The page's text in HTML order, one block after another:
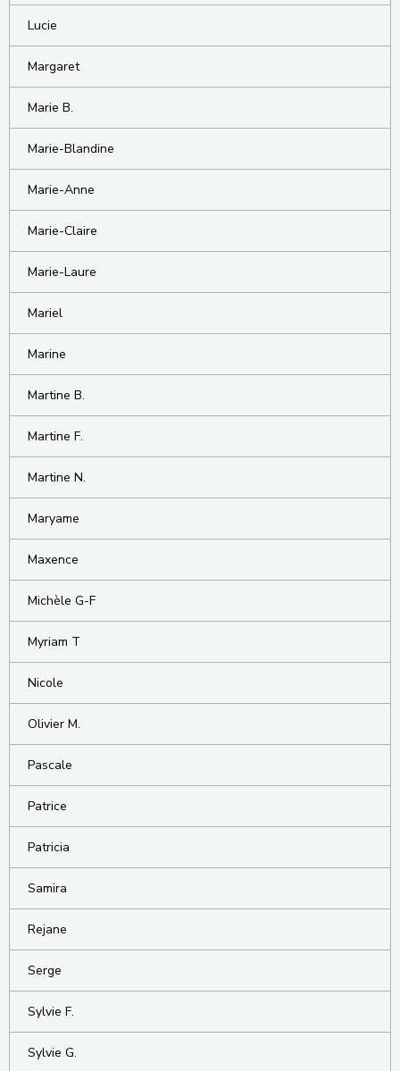
Lucie
Margaret
Marie B.
Marie-Blandine
Marie-Anne
Marie-Claire
Marie-Laure
Mariel
Marine
Martine B.
Martine F.
Martine N.
Maryame
Maxence
Michèle G-F
Myriam T
Nicole
Olivier M.
Pascale
Patrice
Patricia
Samira
Rejane
Serge
Sylvie F.
Sylvie G.